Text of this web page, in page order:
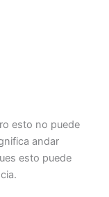
esto no puede
andar
esto puede